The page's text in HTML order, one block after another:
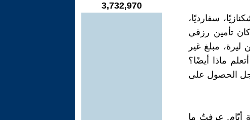
سفارديًا،
تأمين رزقي
مبلغ غير
ماذا أيضًا؟
الحصول على
أيّام. عرفتُ ما
3,732,970